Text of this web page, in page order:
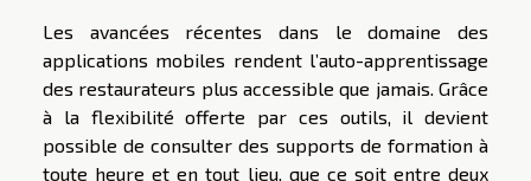
Les avancées récentes dans le domaine des
applications mobiles rendent l’auto-apprentissage
des restaurateurs plus accessible que jamais. Grâce
à la flexibilité offerte par ces outils, il devient
possible de consulter des supports de formation à
toute heure et en tout lieu, que ce soit entre deux